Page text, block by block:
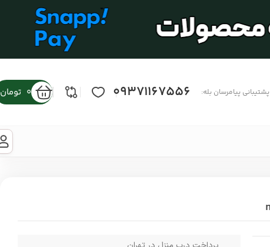
پشتیبانی پیامرسان بله: 09371167556
0 تومان